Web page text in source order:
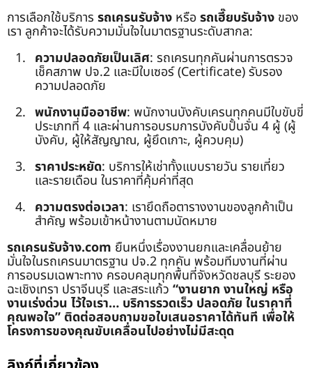
การเลือกใช้บริการ รถเครนรับจ้าง หรือรถเฮี๊ยบรับจ้าง ของ
เรา ลูกค้าจะได้รับความมั่นใจในมาตรฐานระดับสากล:
ความปลอดภัยเป็นเลิศ: รถเครนทุกคันผ่านการตรวจ
เช็คสภาพ ปจ.2 และมีใบเซอร์ (Certificate) รับรอง
ความปลอดภัย
พนักงานมืออาชีพ: พนักงานบังคับเครนทุกคนมีใบขับขี่
ประเภทที่ 4 และผ่านการอบรมการบังคับปั้นจั่น 4 ผู้ (ผู้
บังคับ, ผู้ให้สัญญาณ, ผู้ยึดเกาะ, ผู้ควบคุม)
ราคาประหยัด: บริการให้เช่าทั้งแบบรายวัน รายเที่ยว
และรายเดือน ในราคาที่คุ้มค่าที่สุด
ความตรงต่อเวลา: เรายึดถือตารางงานของลูกค้าเป็น
สำคัญ พร้อมเข้าหน้างานตามนัดหมาย
รถเครนรับจ้าง.com ยืนหนึ่งเรื่องงานยกและเคลื่อนย้าย
มั่นใจในรถเครนมาตรฐาน ปจ.2 ทุกคัน พร้อมทีมงานที่ผ่าน
การอบรมเฉพาะทาง ครอบคลุมทุกพื้นที่จังหวัดชลบุรี ระยอง
ฉะเชิงเทรา ปราจีนบุรี และสระแก้ว “งานยาก งานใหญ่ หรือ
งานเร่งด่วน ไว้ใจเรา… บริการรวดเร็ว ปลอดภัย ในราคาที่
คุณพอใจ” ติดต่อสอบถามขอใบเสนอราคาได้ทันที เพื่อให้
โครงการของคุณขับเคลื่อนไปอย่างไม่มีสะดุด